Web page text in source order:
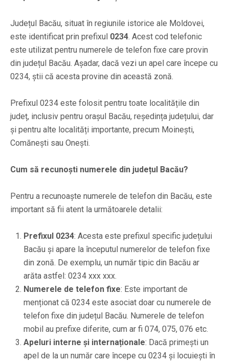
Județul Bacău, situat în regiunile istorice ale Moldovei,
este identificat prin prefixul 0234. Acest cod telefonic
este utilizat pentru numerele de telefon fixe care provin
din județul Bacău. Așadar, dacă vezi un apel care începe cu
0234, știi că acesta provine din această zonă.
Prefixul 0234 este folosit pentru toate localitățile din
județ, inclusiv pentru orașul Bacău, reședința județului, dar
și pentru alte localități importante, precum Moinești,
Comănești sau Onești.
Cum să recunoști numerele din județul Bacău?
Pentru a recunoaște numerele de telefon din Bacău, este
important să fii atent la următoarele detalii:
Prefixul 0234: Acesta este prefixul specific județului
Bacău și apare la începutul numerelor de telefon fixe
din zonă. De exemplu, un număr tipic din Bacău ar
arăta astfel: 0234 xxx xxx.
Numerele de telefon fixe: Este important de
menționat că 0234 este asociat doar cu numerele de
telefon fixe din județul Bacău. Numerele de telefon
mobil au prefixe diferite, cum ar fi 074, 075, 076 etc.
Apeluri interne și internaționale: Dacă primești un
apel de la un număr care începe cu 0234 și locuiești în